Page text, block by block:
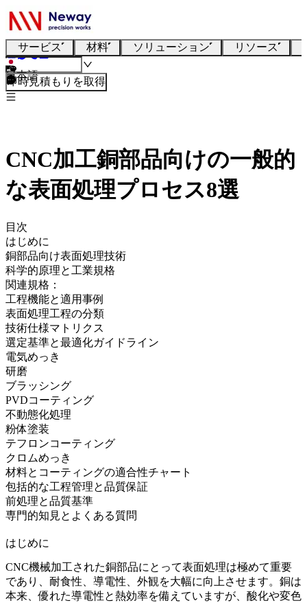
サービス 材料 ソリューション リソース
日本語
即時見積もりを取得
CNC加工銅部品向けの一般的
な表面処理プロセス8選
目次
はじめに
銅部品向け表面処理技術
科学的原理と工業規格
関連規格：
工程機能と適用事例
表面処理工程の分類
技術仕様マトリクス
選定基準と最適化ガイドライン
電気めっき
研磨
ブラッシング
PVDコーティング
不動態化処理
粉体塗装
テフロンコーティング
クロムめっき
材料とコーティングの適合性チャート
包括的な工程管理と品質保証
前処理と品質基準
専門的知見とよくある質問
はじめに
CNC機械加工された銅部品にとって表面処理は極めて重要
であり、耐食性、導電性、外観を大幅に向上させます。銅は
本来、優れた導電性と熱効率を備えていますが、酸化や変色